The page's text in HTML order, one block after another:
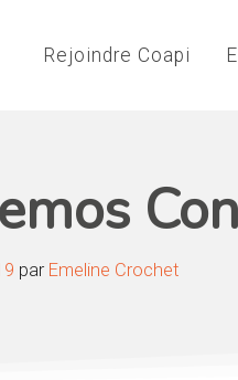
Rejoindre Coapi
par Emeline Crochet